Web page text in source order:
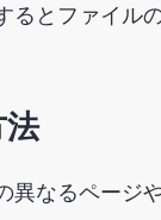
るとファイル
異なるページ